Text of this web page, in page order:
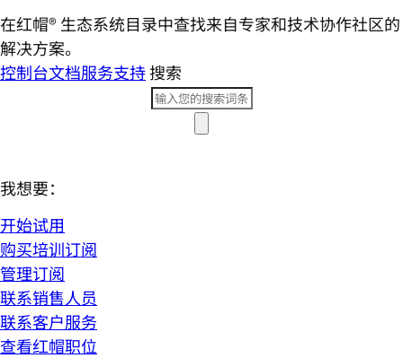
在红帽® 生态系统目录中查找来自专家和技术协作社区的
解决方案。
控制台文档服务支持搜索
我想要：
开始试用
购买培训订阅
管理订阅
联系销售人员
联系客户服务
查看红帽职位